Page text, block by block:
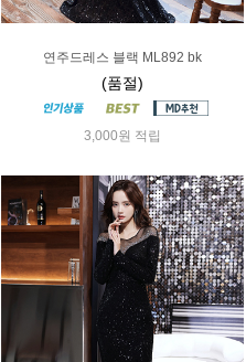
연주드레스 블랙 ML892 bk
(품절)
3,000원 적립